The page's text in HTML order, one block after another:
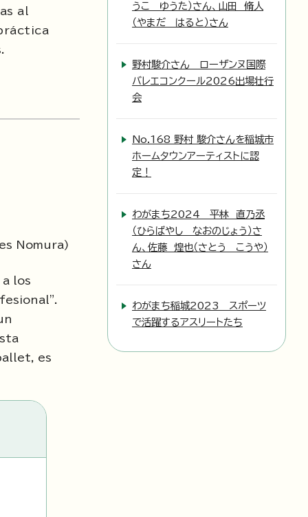
al
Nomura)
los
es
うこ ゆうた）さん、山田 脩人
（やまだ はると）さん
野村駿介さん ローザンヌ国際
バレエコンクール2026出場壮行
会
No.168 野村 駿介さんを稲城市
ホームタウンアーティストに認
定！
わがまち2024 平林 直乃丞
（ひらばやし なおのじょう）さ
ん、佐藤 煌也（さとう こうや）
さん
わがまち稲城2023 スポーツ
で活躍するアスリートたち